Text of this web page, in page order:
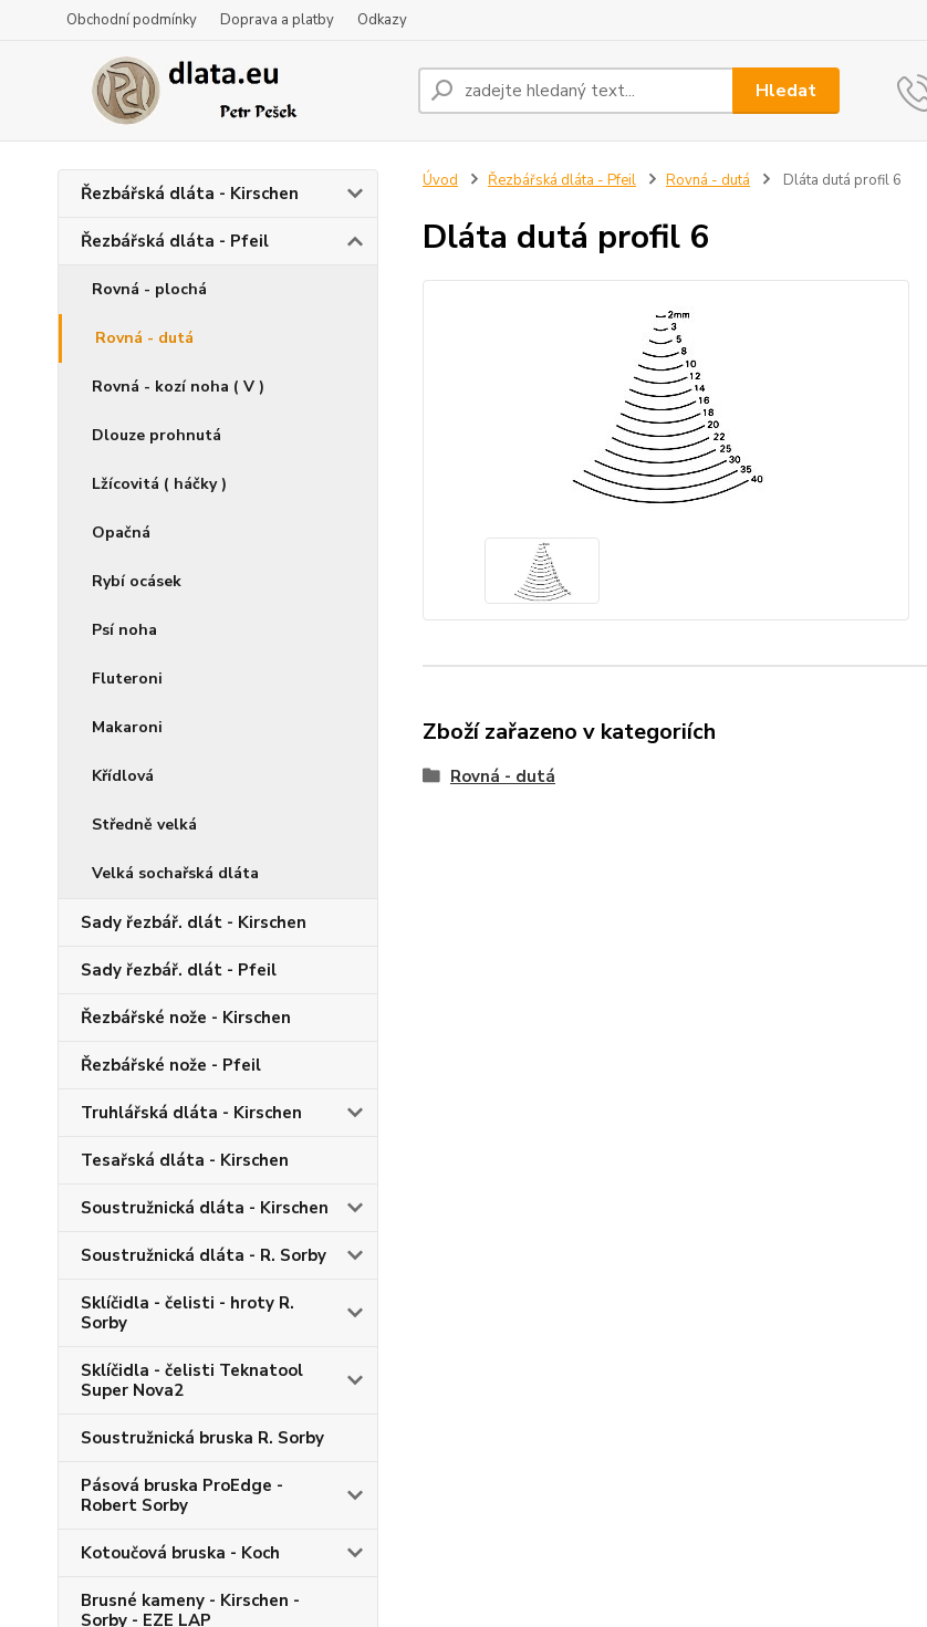
Obchodní podmínky Doprava a platby Odkazy
Hledat
Řezbářská dláta - Kirschen
Řezbářská dláta - Pfeil
Rovná - plochá
Rovná - dutá
Rovná - kozí noha ( V )
Dlouze prohnutá
Lžícovitá ( háčky )
Opačná
Rybí ocásek
Psí noha
Fluteroni
Makaroni
Křídlová
Středně velká
Velká sochařská dláta
Sady řezbář. dlát - Kirschen
Sady řezbář. dlát - Pfeil
Řezbářské nože - Kirschen
Řezbářské nože - Pfeil
Truhlářská dláta - Kirschen
Tesařská dláta - Kirschen
Soustružnická dláta - Kirschen
Soustružnická dláta - R. Sorby
Sklíčidla - čelisti - hroty R.
Sorby
Sklíčidla - čelisti Teknatool
Super Nova2
Soustružnická bruska R. Sorby
Pásová bruska ProEdge -
Robert Sorby
Kotoučová bruska - Koch
Brusné kameny - Kirschen -
Sorby - EZE LAP
Úvod Řezbářská dláta - Pfeil Rovná - dutá Dláta dutá profil 6
Dláta dutá profil 6
Zboží zařazeno v kategoriích
Rovná - dutá